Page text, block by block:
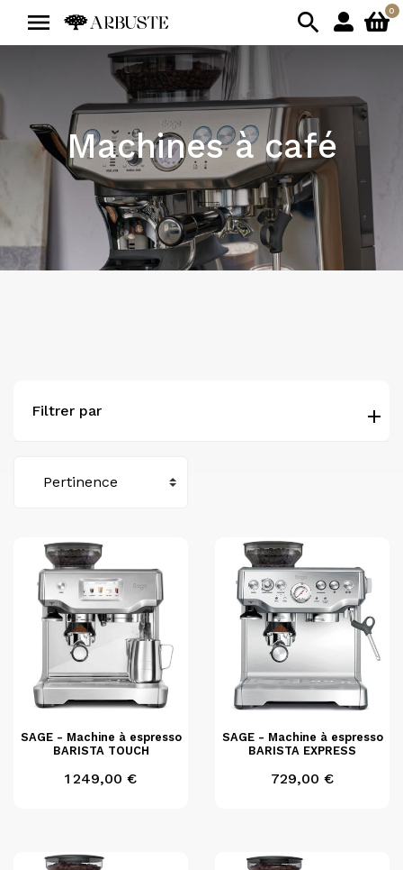
  0
Machines à café
Filtrer par
SAGE - Machine à espresso
BARISTA TOUCH
Prix
1 249,00 €
SAGE - Machine à espresso
BARISTA EXPRESS
Prix
729,00 €